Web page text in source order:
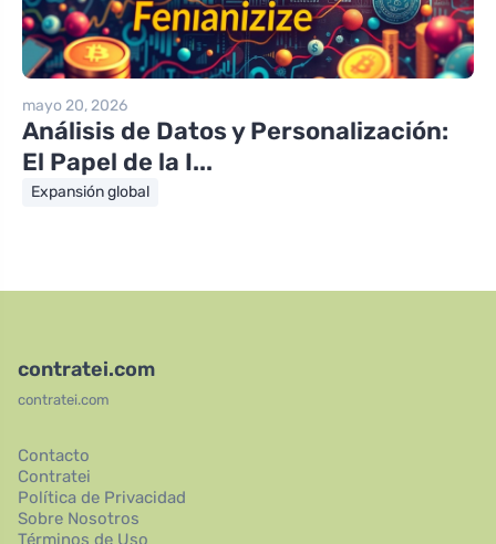
mayo 20, 2026
Análisis de Datos y Personalización:
El Papel de la I...
Expansión global
contratei.com
contratei.com
Contacto
Contratei
Política de Privacidad
Sobre Nosotros
Términos de Uso